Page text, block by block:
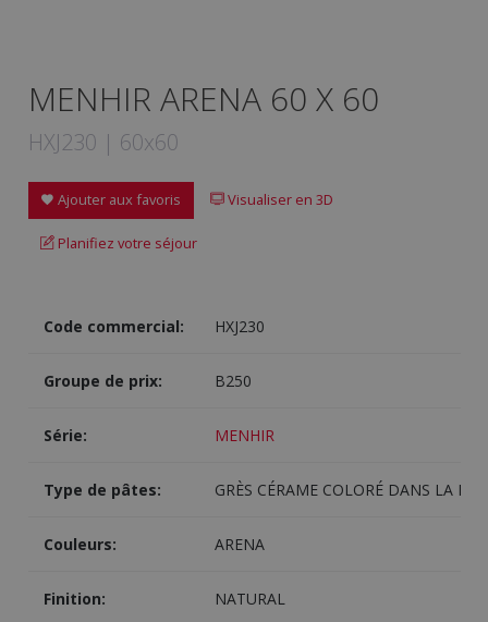
MENHIR ARENA 60 X 60
HXJ230 | 60x60
Ajouter aux favoris Visualiser en 3D
Planifiez votre séjour
Code commercial: HXJ230
Groupe de prix: B250
Série: MENHIR
Type de pâtes: GRÈS CÉRAME COLORÉ DANS LA
Couleurs: ARENA
Finition: NATURAL